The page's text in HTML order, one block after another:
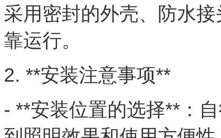
采用密封的外壳、防水
靠运行。
2. **安装注意事项**
- **安装位置的选择**：